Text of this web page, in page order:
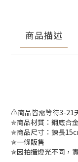
商品描述
⚠️商品皆需等待3-21
✯商品材質：鋼底合金
✯商品尺寸：鍊長
✯一條販售
✯因拍攝燈光不同，